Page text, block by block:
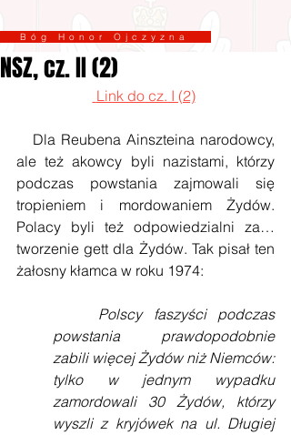
Honor Ojczyzna
NSZ, cz. II (2)
Link do cz. I (2)
ale też akowcy byli nazistami, którzy
podczas powstania zajmowali się
tropieniem i mordowaniem Żydów.
Polacy byli też odpowiedzialni za…
tworzenie gett dla Żydów. Tak pisał ten
żałosny kłamca w roku 1974:
Polscy faszyści podczas
powstania prawdopodobnie
zabili więcej Żydów niż Niemców:
tylko w jednym wypadku
zamordowali 30 Żydów, którzy
wyszli z kryjówek na ul. Długiej